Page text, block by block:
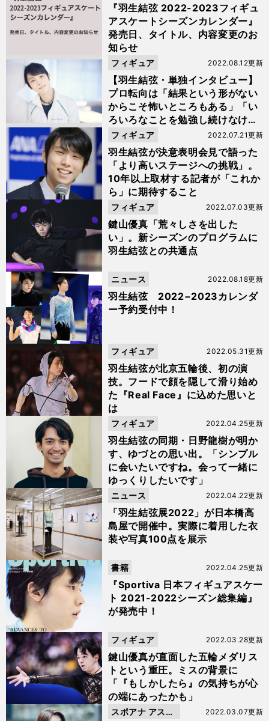
『羽生結弦 2022-2023フィギュ
アスケートシーズンカレンダー』
発売日、タイトル、内容変更のお
知らせ
【羽生結弦・単独インタビュー】
プロ転向は「結果という形がない
からこそ怖いところもある」「い
ろいろなことを勉強し続けなけれ
ばいけない」
2022.08.12更新
フィギュア
羽生結弦が決意表明会見で語った
「より高いステージへの挑戦」。
10年以上取材する記者が「これか
ら」に期待すること
2022.07.21更新
フィギュア
鍵山優真「荒々しさを出した
い」。新シーズンのプログラムに
羽生結弦との共通点
2022.07.03更新
フィギュア
羽生結弦 2022−2023カレンダ
ー予約受付中！
2022.08.18更新
ニュース
羽生結弦が北京五輪後、初の演
技。フードで顔を隠して滑り始め
た『Real Face』に込めた思いと
は
2022.05.31更新
フィギュア
羽生結弦の同期・日野龍樹が明か
す、ゆづとの思い出。「シンプル
に会いたいですね。会って一緒に
ゆっくりしたいです」
2022.04.25更新
フィギュア
「羽生結弦展2022」が日本橋高
島屋で開催中。実際に着用した衣
装や写真100点を展示
2022.04.22更新
ニュース
『Sportiva 日本フィギュアスケー
ト 2021-2022シーズン総集編』
が発売中！
2022.04.25更新
書籍
鍵山優真が直面した五輪メダリス
トという重圧。ミスの背景に
「『もしかしたら』の気持ちが心
の端にあったかも」
2022.03.28更新
フィギュア
2022.03.07更新
スポアナ アスリ